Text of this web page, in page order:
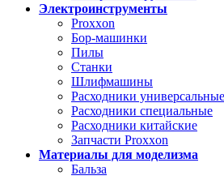
Электроинструменты
Proxxon
Бор-машинки
Пилы
Станки
Шлифмашины
Расходники универсальные
Расходники специальные
Расходники китайские
Запчасти Proxxon
Материалы для моделизма
Бальза